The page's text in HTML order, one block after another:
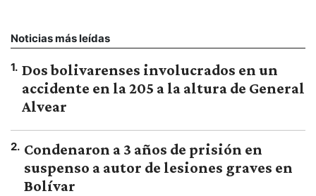
Noticias más leídas
1. Dos bolivarenses involucrados en un
accidente en la 205 a la altura de General
Alvear
2. Condenaron a 3 años de prisión en
suspenso a autor de lesiones graves en
Bolívar